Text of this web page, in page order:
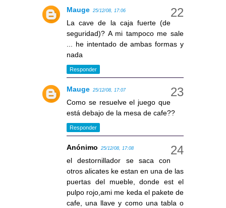
Mauge 25/12/08, 17:06
La cave de la caja fuerte (de
seguridad)? A mi tampoco me sale
... he intentado de ambas formas y
nada
Responder
Mauge 25/12/08, 17:07
Como se resuelve el juego que
está debajo de la mesa de cafe??
Responder
Anónimo 25/12/08, 17:08
el destornillador se saca con
otros alicates ke estan en una de las
puertas del mueble, donde est el
pulpo rojo,ami me keda el pakete de
cafe, una llave y como una tabla o